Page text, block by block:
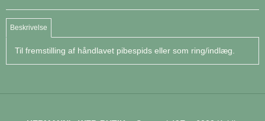
Beskrivelse
Til fremstilling af håndlavet pibespids eller som ring/indlæg.